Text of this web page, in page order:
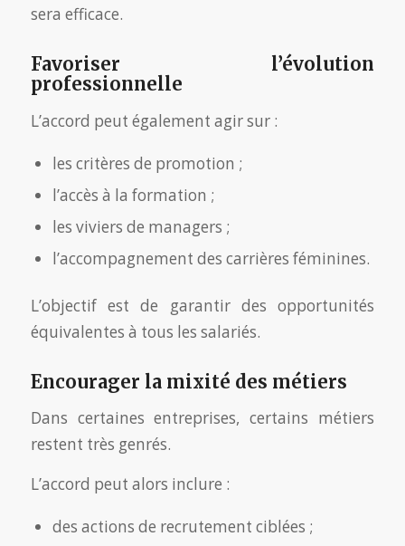
sera efficace.
Favoriser l’évolution
professionnelle
L’accord peut également agir sur :
les critères de promotion ;
l’accès à la formation ;
les viviers de managers ;
l’accompagnement des carrières féminines.
L’objectif est de garantir des opportunités
équivalentes à tous les salariés.
Encourager la mixité des métiers
Dans certaines entreprises, certains métiers
restent très genrés.
L’accord peut alors inclure :
des actions de recrutement ciblées ;